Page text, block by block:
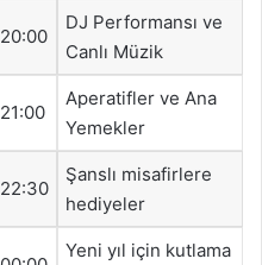
20:00
DJ Performansı ve
Canlı Müzik
21:00
Aperatifler ve Ana
Yemekler
22:30
Şanslı misafirlere
hediyeler
Yeni yıl için kutlama